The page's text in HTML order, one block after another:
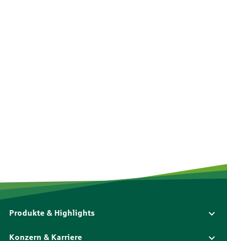
Produkte & Highlights
Konzern & Karriere